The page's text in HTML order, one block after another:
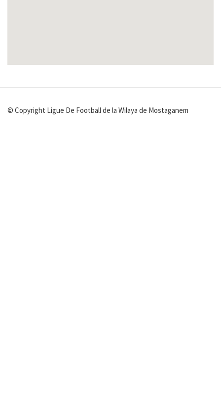
© Copyright Ligue De Football de la Wilaya de Mostaganem